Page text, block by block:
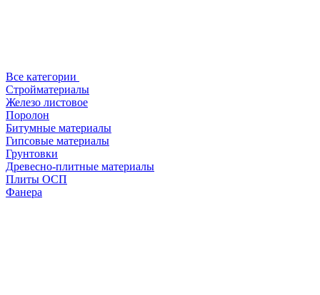
Все категории
Стройматериалы
Железо листовое
Поролон
Битумные материалы
Гипсовые материалы
Грунтовки
Древесно-плитные материалы
Плиты ОСП
Фанера